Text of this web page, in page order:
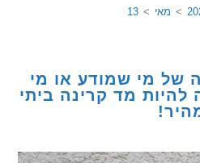
>
13
שמודע או מי
מד קרינה ביתי